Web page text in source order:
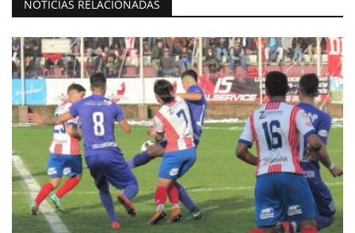
NOTICIAS RELACIONADAS